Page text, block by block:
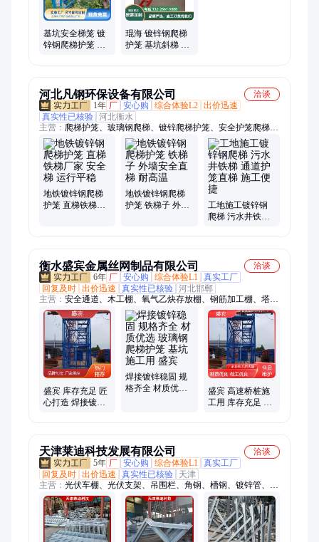
基坑安全梯笼 镀
锌钢爬梯护笼 桥
琨海 镀锌钢爬梯
护笼 基坑斜梯 建
河北凡钢环保设备有限公司
洽谈
1年 厂 安心购 综合体验L2 出价迅速
真实性已核验 河北衡水
主营： 爬梯护笼、玻璃钢爬梯、镀锌爬梯护笼、安全护笼爬梯、
玻璃钢爬梯护笼、玻璃钢直梯护笼、玻璃钢安全爬梯、热镀锌护
笼爬梯、不锈钢爬梯、国标爬梯、图集爬梯、基坑爬梯、安全防
护笼、基坑斜梯、梯笼
地铁镀锌钢爬梯
护笼 直梯铁梯厂
地铁镀锌钢爬梯
护笼 铁梯子 外墙
工地施工镀锌钢
爬梯 污水井铁梯
衡水盛宾金属丝网制品有限公司
洽谈
6年 厂 安心购 综合体验L1 真实工厂
回复及时 出价迅速 真实性已核验 河北邯郸
主营： 安全通道、木工棚、氧气乙炔存放棚、钢筋加工棚、塔吊
防攀爬、电梯井操作平台、基坑护栏、施工电梯门、配电箱防护
棚、塔吊围栏、气砖吊笼、装配式围挡、拒马、安全梯笼、切割
机防护罩、打灰马凳、焊渣接火斗、氧气存放棚、吊塔防攀爬、
电梯防护门
盛宾 库存充足 匠
心打造 焊接镀锌
焊接镀锌稳固 规
格齐全 材质优选
盛宾 高速桥桩施
工用 库存充足 匠
天津莱迪科技发展有限公司
洽谈
5年 厂 安心购 综合体验L1
真实工厂
回复及时 出价迅速 真实性已核验
天津
主营： 光伏车棚、光伏支架、吊围栏、角钢、槽钢、镀锌管、镀
锌铝镁光伏支架、镀锌方矩管、镀锌扁钢、Q355B镀锌管、镀锌
工字钢、镀锌椭圆管、大棚用镀锌钢管、镀锌花纹板、友发镀锌
管、镀锌带方管、等边角钢、T型钢、冷弯钢板桩、预埋件、龙
门架、锌铝镁方管、锌铝镁圆管、中厚板、螺旋地桩